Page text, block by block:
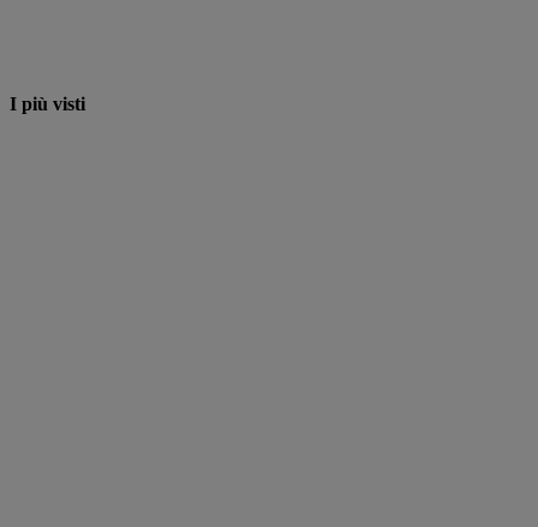
I più visti